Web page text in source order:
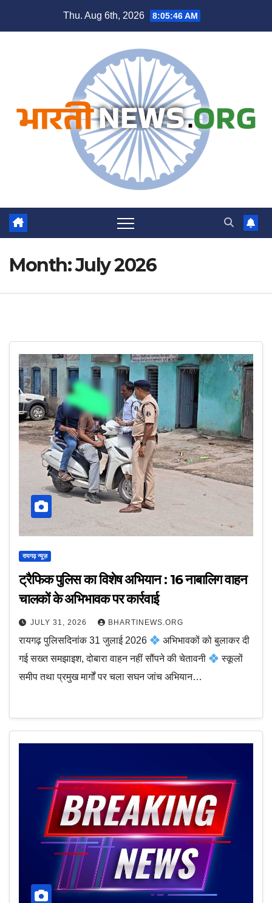
Thu. Aug 6th, 2026 8:05:48 AM
Month:July 2026
रायगढ़ न्यूज़
ट्रैफिक पुलिस का विशेष अभियान : 16 नाबालिग वाहन
चालकों के अभिभावक पर कार्रवाई
JULY 31, 2026 BHARTINEWS.ORG
रायगढ़ पुलिसदिनांक 31 जुलाई 2026
अभिभावकों को बुलाकर दी
गई सख्त समझाइश, दोबारा वाहन नहीं सौंपने की चेतावनी
स्कूलों
समीप तथा प्रमुख मार्गों पर चला सघन जांच अभियान…